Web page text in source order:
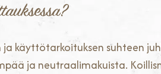
käyttötarkoituksen suhteen
ja neutraalimakuista.